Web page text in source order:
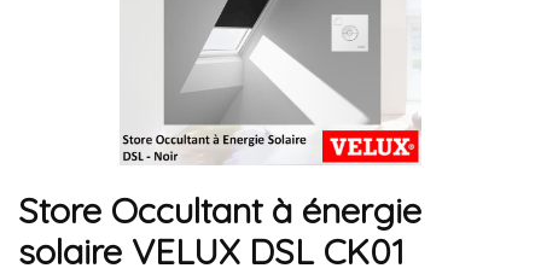
Store Occultant à énergie
solaire VELUX DSL CK01